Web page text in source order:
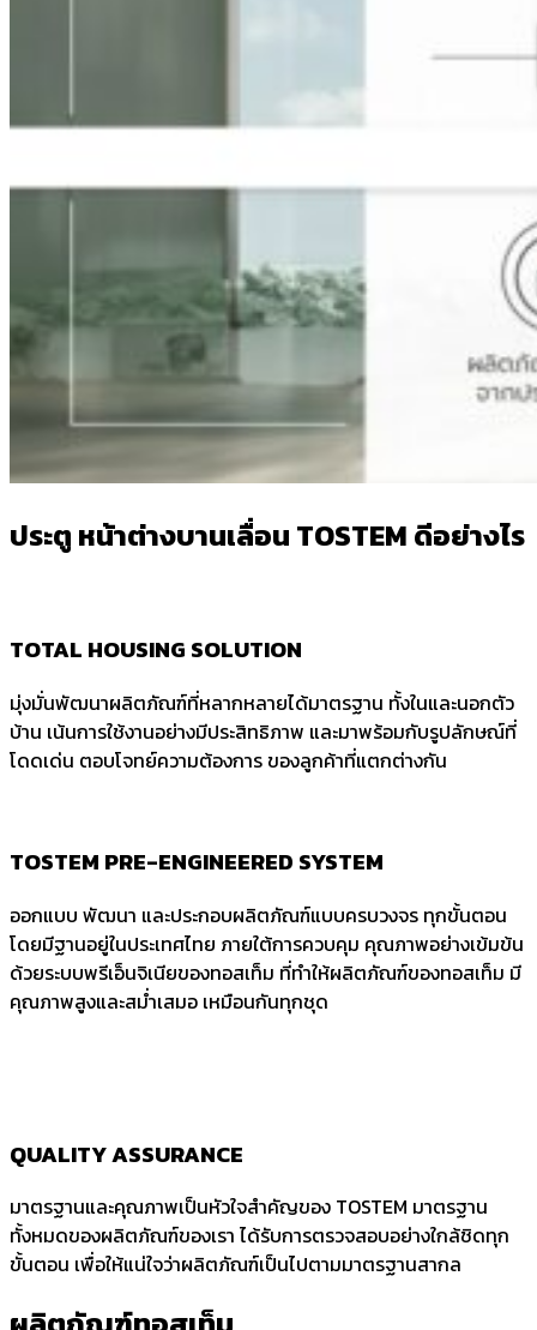
ประตู หน้าต่างบานเลื่อน TOSTEM ดีอย่างไร
TOTAL HOUSING SOLUTION
มุ่งมั่นพัฒนาผลิตภัณฑ์ที่หลากหลายได้มาตรฐาน ทั้งในและนอกตัว
บ้าน เน้นการใช้งานอย่างมีประสิทธิภาพ และมาพร้อมกับรูปลักษณ์ที่
โดดเด่น ตอบโจทย์ความต้องการ ของลูกค้าที่แตกต่างกัน
TOSTEM PRE-ENGINEERED SYSTEM
ออกแบบ พัฒนา และประกอบผลิตภัณฑ์แบบครบวงจร ทุกขั้นตอน
โดยมีฐานอยู่ในประเทศไทย ภายใต้การควบคุม คุณภาพอย่างเข้มข้น
ด้วยระบบพรีเอ็นจิเนียของทอสเท็ม ที่ทำให้ผลิตภัณฑ์ของทอสเท็ม มี
คุณภาพสูงและสม่ำเสมอ เหมือนกันทุกชุด
QUALITY ASSURANCE
มาตรฐานและคุณภาพเป็นหัวใจสำคัญของ TOSTEM มาตรฐาน
ทั้งหมดของผลิตภัณฑ์ของเรา ได้รับการตรวจสอบอย่างใกล้ชิดทุก
ขั้นตอน เพื่อให้แน่ใจว่าผลิตภัณฑ์เป็นไปตามมาตรฐานสากล